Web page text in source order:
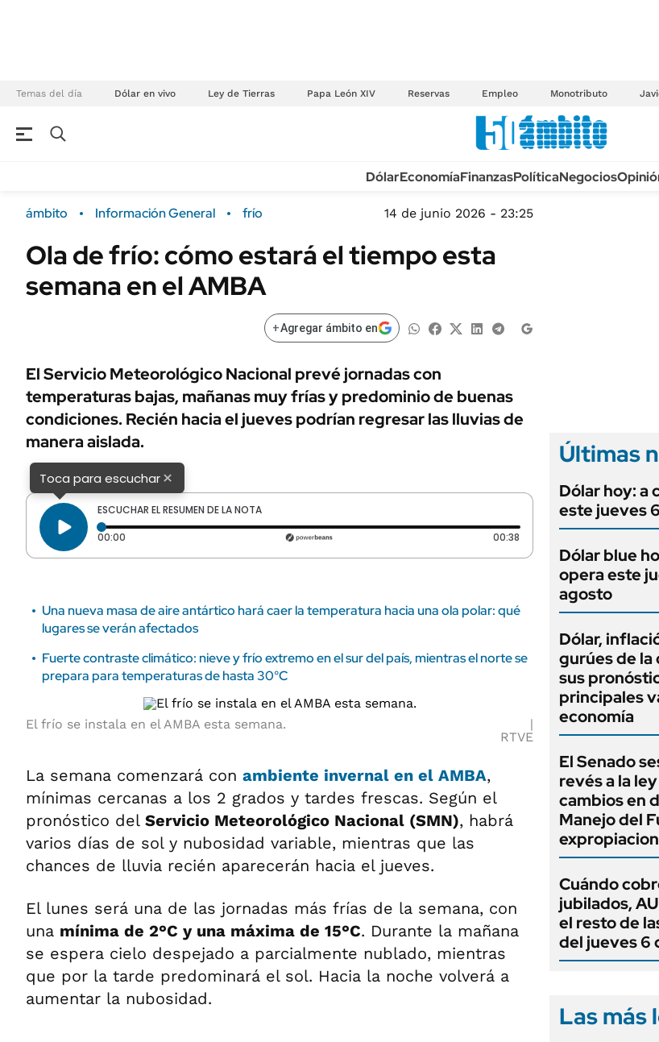
Temas del día Dólar en vivo Ley de Tierras Papa León XIV Reservas Empleo Monotributo
Campo
FINANZAS
ÁMBITO DEBATE
MEDIAKIT AMBITO DEBATE
Sustentabilidad
Seguros
POLÍTICA
URUGUAY
TECNOLOGÍA
MÉXICO
MUNDO
LIFESTYLE
AUTOS
DólarEconomíaFinanzasPolíticaNegocios
ámbito Información General frío 14 de junio 2026 - 23:25
Ola de frío: cómo estará el tiempo esta
semana en el AMBA
+Agregar ámbito en
El Servicio Meteorológico Nacional prevé jornadas con
temperaturas bajas, mañanas muy frías y predominio de buenas
condiciones. Recién hacia el jueves podrían regresar las lluvias de
manera aislada.
Toca para escuchar×
ESCUCHAR EL RESUMEN DE LA NOTA
00:00 Tiempo transcurrido: 0 segundos 00:38Duración: 38 segundos
Una nueva masa de aire antártico hará caer la temperatura hacia una ola polar: qué
lugares se verán afectados
Fuerte contraste climático: nieve y frío extremo en el sur del país, mientras el norte se
prepara para temperaturas de hasta 30°C
El frío se instala en el AMBA esta semana.
RTVE
La semana comenzará con ambiente invernal en el AMBA,
mínimas cercanas a los 2 grados y tardes frescas. Según el
pronóstico del Servicio Meteorológico Nacional (SMN), habrá
varios días de sol y nubosidad variable, mientras que las
chances de lluvia recién aparecerán hacia el jueves.
El lunes será una de las jornadas más frías de la semana, con
una mínima de 2°C y una máxima de 15°C. Durante la mañana
se espera cielo despejado a parcialmente nublado, mientras
que por la tarde predominará el sol. Hacia la noche volverá a
aumentar la nubosidad.
Últimas
Dólar hoy: a
este jueves
Dólar blue
opera este
agosto
Dólar,
gurúes de
sus
principales
economía
El Senado
revés a la
cambios en
Manejo del
Cuándo
jubilados,
el resto de
del jueves 6
Las más